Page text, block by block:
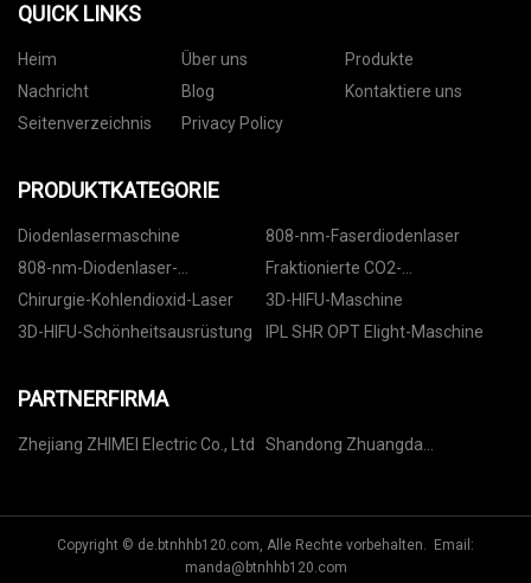
QUICK LINKS
Heim Über uns
Produkte
Nachricht
Blog
Kontaktiere uns
Seitenverzeichnis
Privacy Policy
PRODUKTKATEGORIE
Diodenlasermaschine
808-nm-Faserdiodenlaser
808-nm-Diodenlaser-
Haarentfernung
Fraktionierte CO2-
Lasermaschine
Chirurgie-Kohlendioxid-Laser
3D-HIFU-Maschine
3D-HIFU-Schönheitsausrüstung
IPL SHR OPT Elight-Maschine
PARTNERFIRMA
Zhejiang ZHIMEI Electric Co., Ltd
Shandong Zhuangda
Copyright © de.btnhhb120.com, Alle Rechte vorbehalten. Email:
manda@btnhhb120.com